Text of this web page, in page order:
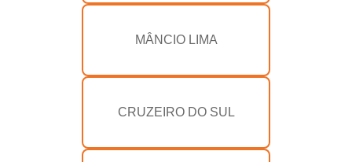
MÂNCIO LIMA
CRUZEIRO DO SUL